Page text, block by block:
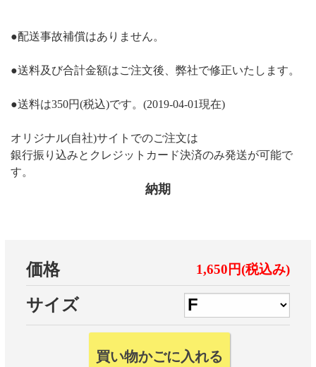
●配送事故補償はありません。
●送料及び合計金額はご注文後、弊社で修正いたします。
●送料は350円(税込)です。(2019-04-01現在)
オリジナル(自社)サイトでのご注文は
銀行振り込みとクレジットカード決済のみ発送が可能で
す。
納期
価格 1,650円(税込み)
サイズ